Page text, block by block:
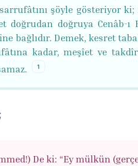
şöyle gösteriyor ki;
doğrudan doğruya Cenâb-ı
bağlıdır. Demek, kesret
kadar, meşîet ve
1
De ki: “Ey mülkün